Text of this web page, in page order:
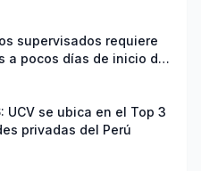
supervisados requiere
a pocos días de inicio del
UCV se ubica en el Top 3
privadas del Perú